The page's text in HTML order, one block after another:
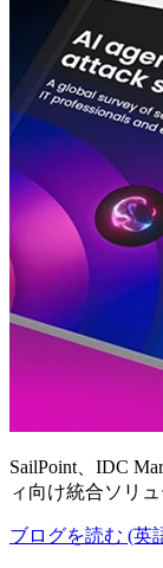
SailPoint、IDC
ィ向け統合ソリ
ブログを読む (英